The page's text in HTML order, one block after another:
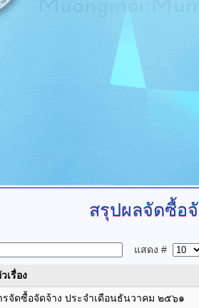
สรุปผลจัดซื้อ
แสดง #
เรื่อง
รจัดซื้อจัดจ้าง ประจำเดือนธันวาคม ๒๕๖๑